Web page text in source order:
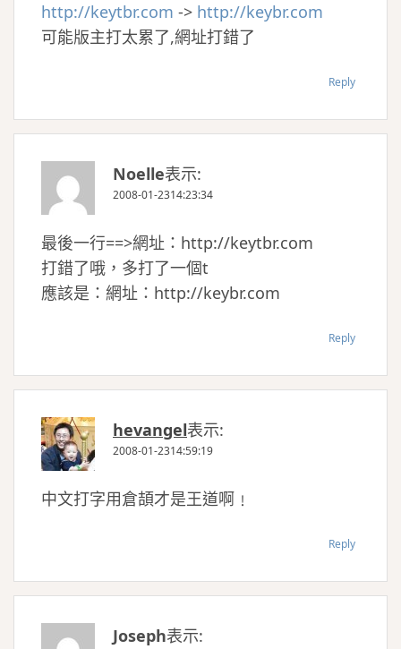
http://keytbr.com -> http://keybr.com
可能版主打太累了,網址打錯了
Reply
Noelle表示:
2008-01-2314:23:34
最後一行==>網址：http://keytbr.com
打錯了哦，多打了一個t
應該是：網址：http://keybr.com
Reply
hevangel表示:
2008-01-2314:59:19
中文打字用倉頡才是王道啊﹗
Reply
Joseph表示: